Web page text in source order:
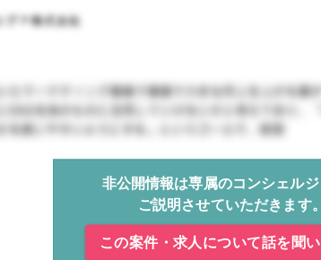
非公開情報は専属のコンシェルジ
ご説明させていただきます。
この案件・求人について話を聞